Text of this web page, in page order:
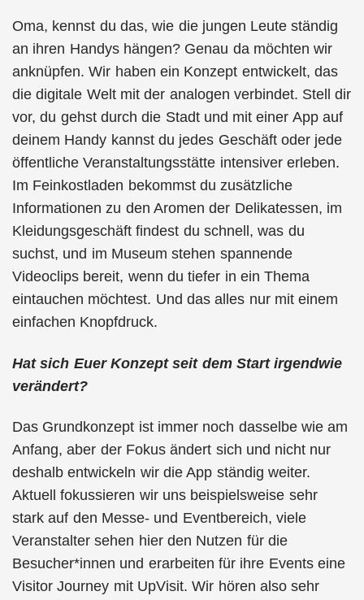
Oma, kennst du das, wie die jungen Leute ständig
an ihren Handys hängen? Genau da möchten wir
anknüpfen. Wir haben ein Konzept entwickelt, das
die digitale Welt mit der analogen verbindet. Stell dir
vor, du gehst durch die Stadt und mit einer App auf
deinem Handy kannst du jedes Geschäft oder jede
öffentliche Veranstaltungsstätte intensiver erleben.
Im Feinkostladen bekommst du zusätzliche
Informationen zu den Aromen der Delikatessen, im
Kleidungsgeschäft findest du schnell, was du
suchst, und im Museum stehen spannende
Videoclips bereit, wenn du tiefer in ein Thema
eintauchen möchtest. Und das alles nur mit einem
einfachen Knopfdruck.
Hat sich Euer Konzept seit dem Start irgendwie
verändert?
Das Grundkonzept ist immer noch dasselbe wie am
Anfang, aber der Fokus ändert sich und nicht nur
deshalb entwickeln wir die App ständig weiter.
Aktuell fokussieren wir uns beispielsweise sehr
stark auf den Messe- und Eventbereich, viele
Veranstalter sehen hier den Nutzen für die
Besucher*innen und erarbeiten für ihre Events eine
Visitor Journey mit UpVisit. Wir hören also sehr